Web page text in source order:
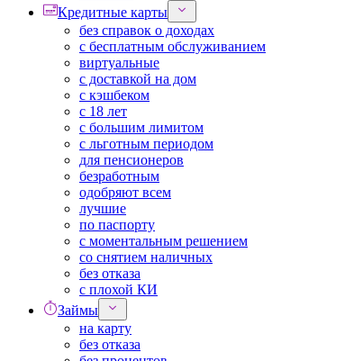
Кредитные карты
без справок о доходах
с бесплатным обслуживанием
виртуальные
с доставкой на дом
с кэшбеком
с 18 лет
с большим лимитом
с льготным периодом
для пенсионеров
безработным
одобряют всем
лучшие
по паспорту
с моментальным решением
со снятием наличных
без отказа
с плохой КИ
Займы
на карту
без отказа